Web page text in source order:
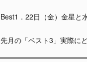
Best1．22日（金）金星と
先月の「ベスト3」実際に